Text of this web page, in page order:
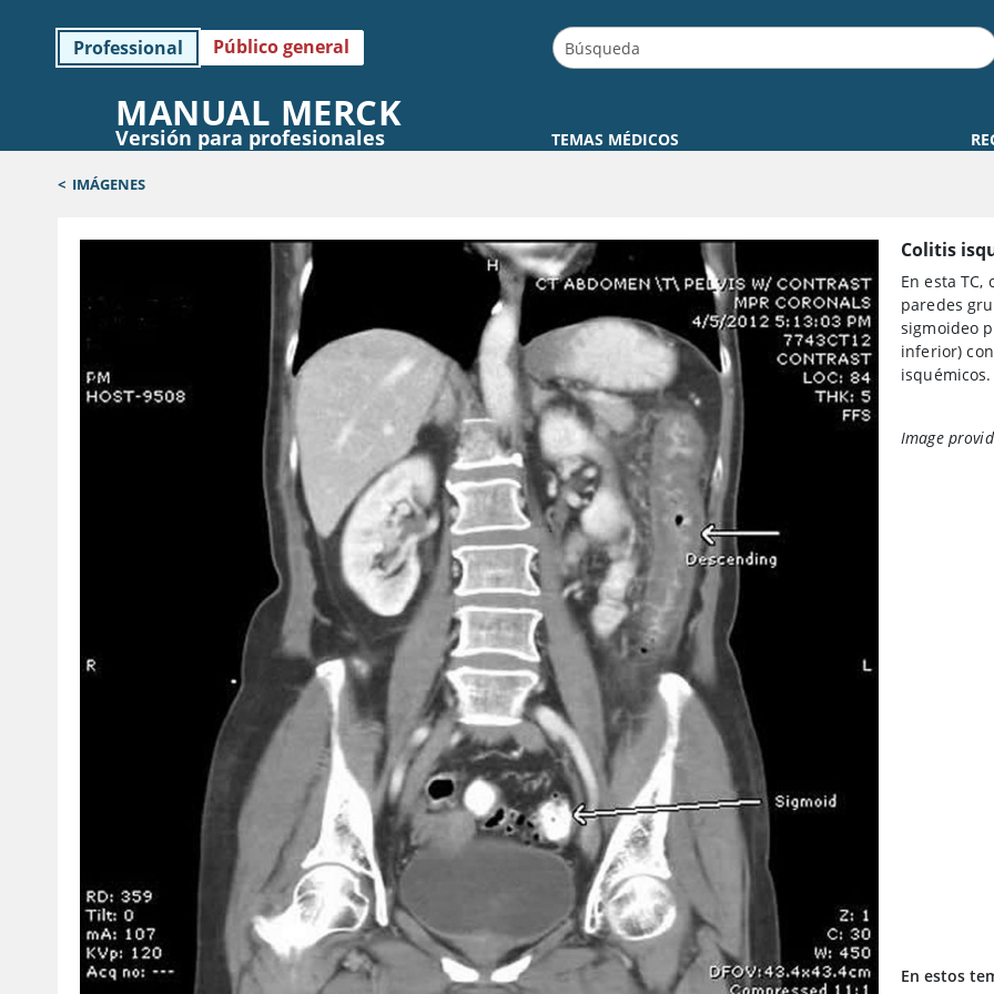
Professional Público general
MANUAL MERCK
Versión para profesionales TEMAS MÉDICOS
< IMÁGENES
Colitis
En esta
paredes
sigmoideo
inferior)
isquémicos.
Image
En estos